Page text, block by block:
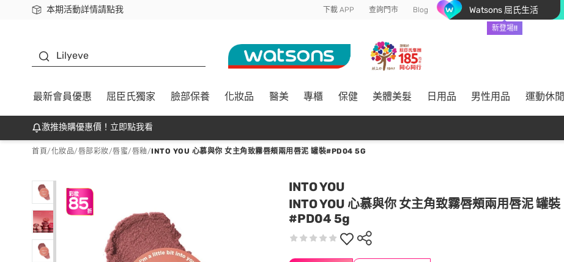
本期活動詳情請點我
下載app最高回饋$350 下載 APP 查詢門市 Blog Watsons 屈氏生活
新登場!!
Lilyeve
最新會員優惠 屈臣氏獨家 臉部保養 化妝品 醫美 專櫃 保健 美體美髮 日用品 男性用品 運動休閒
激推換購優惠價！立即點我看
首頁/化妝品/唇部彩妝/唇蜜/唇釉/INTO YOU 心慕與你 女主角致霧唇頰兩用唇泥 罐裝#PD04 5G
INTO YOU
INTO YOU 心慕與你 女主角致霧唇頰兩用唇泥 罐裝
#PD04 5g